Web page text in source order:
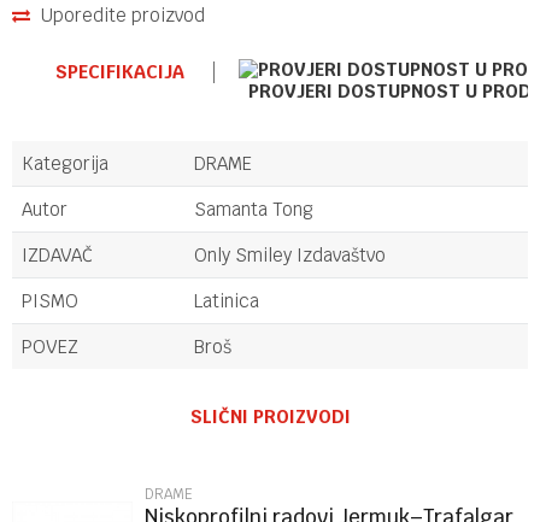
Uporedite proizvod
SPECIFIKACIJA
PROVJERI DOSTUPNOST U
Kategorija
DRAME
Autor
Samanta Tong
IZDAVAČ
Only Smiley Izdavaštvo
PISMO
Latinica
POVEZ
Broš
SLIČNI PROIZVODI
DRAME